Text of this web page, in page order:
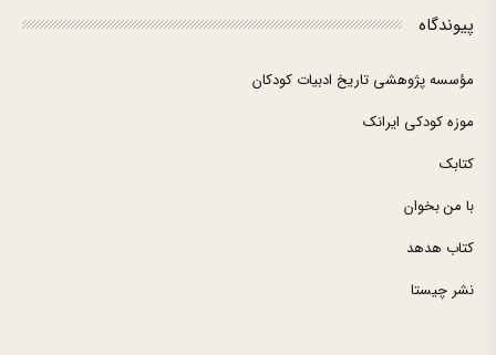
پیوندگاه
مؤسسه پژوهشی تاریخ ادبیات کودکان
موزه کودکی ایرانک
کتابک
با من بخوان
کتاب هدهد
نشر چیستا